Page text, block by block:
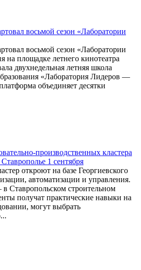
восьмой сезон «Лаборатории
восьмой сезон «Лаборатории
на площадке летнего кинотеатра
двухнедельная летняя школа
«Лаборатория Лидеров —
объединяет десятки
производственных кластера
1 сентября
откроют на базе Георгиевского
автоматизации и управления.
Ставропольском строительном
получат практические навыки на
могут выбрать